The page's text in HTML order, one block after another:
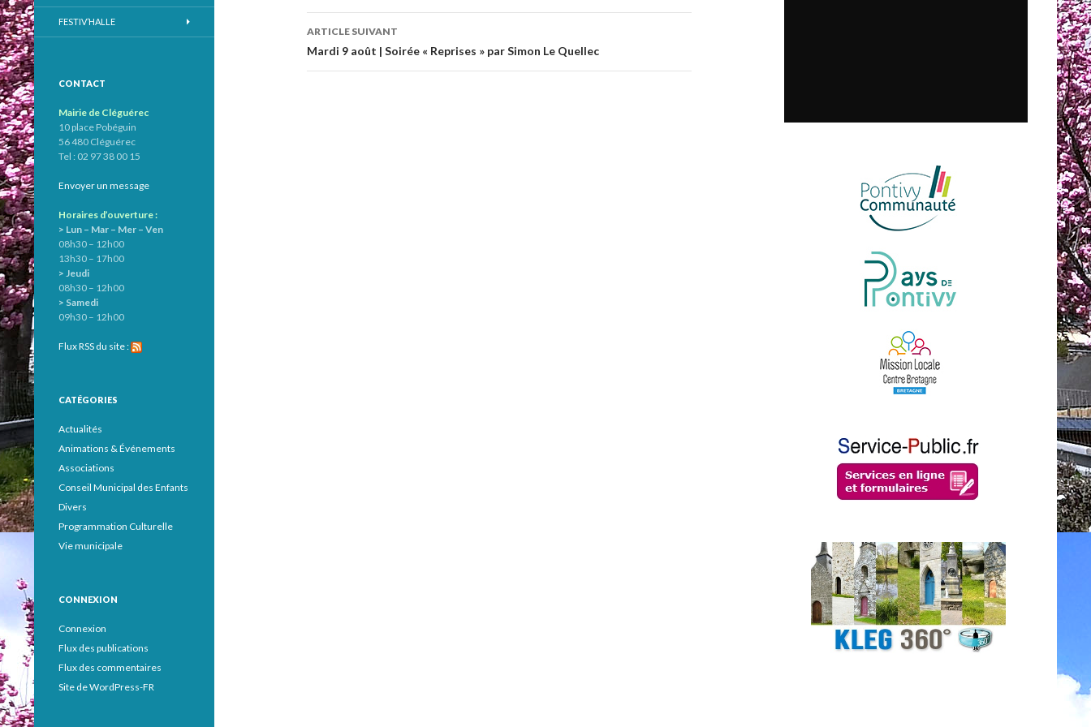
des
articles
ARTICLE SUIVANT
Mardi 9 août | Soirée « Reprises » par Simon Le Quellec
FESTIV’HALLE
CONTACT
Mairie de Cléguérec
10 place Pobéguin
56 480 Cléguérec
Tel : 02 97 38 00 15
Envoyer un message
Horaires d’ouverture :
> Lun – Mar – Mer – Ven
08h30 – 12h00
13h30 – 17h00
> Jeudi
08h30 – 12h00
> Samedi
09h30 – 12h00
Flux RSS du site :
CATÉGORIES
Actualités
Animations & Événements
Associations
Conseil Municipal des Enfants
Divers
Programmation Culturelle
Vie municipale
CONNEXION
Connexion
Flux des publications
Flux des commentaires
Site de WordPress-FR